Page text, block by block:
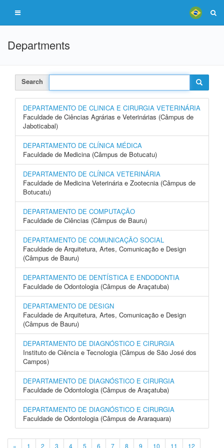
Departments
Search
DEPARTAMENTO DE CLINICA E CIRURGIA VETERINÁRIA
Faculdade de Ciências Agrárias e Veterinárias (Câmpus de
Jaboticabal)
DEPARTAMENTO DE CLÍNICA MÉDICA
Faculdade de Medicina (Câmpus de Botucatu)
DEPARTAMENTO DE CLÍNICA VETERINÁRIA
Faculdade de Medicina Veterinária e Zootecnia (Câmpus de
Botucatu)
DEPARTAMENTO DE COMPUTAÇÃO
Faculdade de Ciências (Câmpus de Bauru)
DEPARTAMENTO DE COMUNICAÇÃO SOCIAL
Faculdade de Arquitetura, Artes, Comunicação e Design
(Câmpus de Bauru)
DEPARTAMENTO DE DENTÍSTICA E ENDODONTIA
Faculdade de Odontologia (Câmpus de Araçatuba)
DEPARTAMENTO DE DESIGN
Faculdade de Arquitetura, Artes, Comunicação e Design
(Câmpus de Bauru)
DEPARTAMENTO DE DIAGNÓSTICO E CIRURGIA
Instituto de Ciência e Tecnologia (Câmpus de São José dos
Campos)
DEPARTAMENTO DE DIAGNÓSTICO E CIRURGIA
Faculdade de Odontologia (Câmpus de Araçatuba)
DEPARTAMENTO DE DIAGNÓSTICO E CIRURGIA
Faculdade de Odontologia (Câmpus de Araraquara)
« 1 2 3 4 5 6 7 8 9 10 11 12